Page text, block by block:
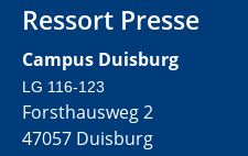
Ressort Presse
Campus Duisburg
LG 116-123
Forsthausweg 2
47057 Duisburg